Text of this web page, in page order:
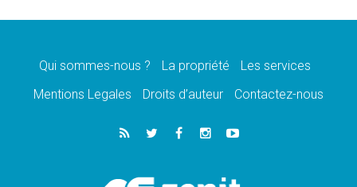
08.08.2026
08.08.2026
la victoire de l'amour sur la mort
«Relancer l'empathie», le projet Triennal d'art
des Universités catholiques
Signis 2026, donner la parole aux religieuses
Qui sommes-nous ? La propriété
Les services
Mentions Legales
Droits d’auteur Contactez-nous